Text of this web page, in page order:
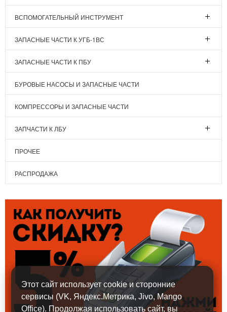
ВСПОМОГАТЕЛЬНЫЙ ИНСТРУМЕНТ
ЗАПАСНЫЕ ЧАСТИ К УГБ-1ВС
ЗАПАСНЫЕ ЧАСТИ К ПБУ
БУРОВЫЕ НАСОСЫ И ЗАПАСНЫЕ ЧАСТИ
КОМПРЕССОРЫ И ЗАПАСНЫЕ ЧАСТИ
ЗАПЧАСТИ К ЛБУ
ПРОЧЕЕ
РАСПРОДАЖА
Этот сайт использует cookie и сторонние
сервисы (VK, Яндекс.Метрика, Jivo, Mango
Office). Продолжая использовать сайт, вы